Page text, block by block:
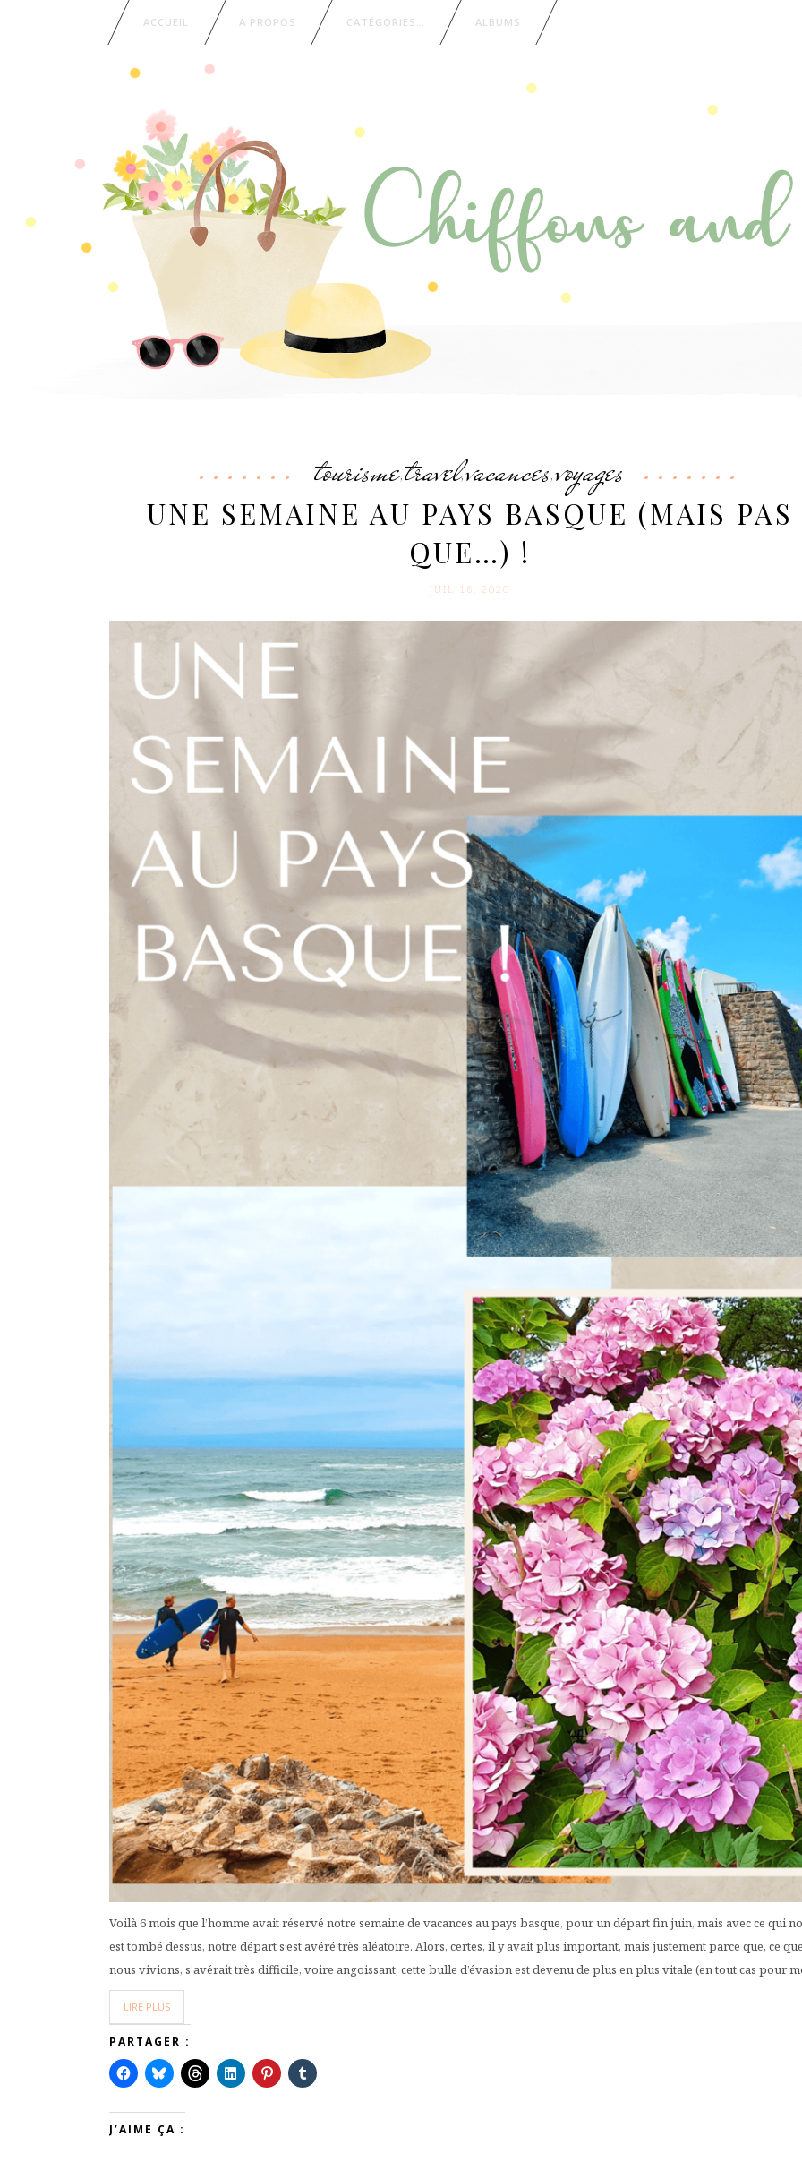
ACCUEIL A PROPOS CATÉGORIES… ALBUMS
tourisme,travel,vacances,voyages
UNE SEMAINE AU PAYS BASQUE (MAIS PAS
QUE…) !
JUIL 16. 2020
Voilà 6 mois que l’homme avait réservé notre semaine de vacances au pays basque, pour un départ fin juin, mais avec ce qui
est tombé dessus, notre départ s’est avéré très aléatoire. Alors, certes, il y avait plus important, mais justement parce que, ce
nous vivions, s’avérait très difficile, voire angoissant, cette bulle d’évasion est devenu de plus en plus vitale (en tout cas pour
LIRE PLUS
PARTAGER :
J’AIME ÇA :